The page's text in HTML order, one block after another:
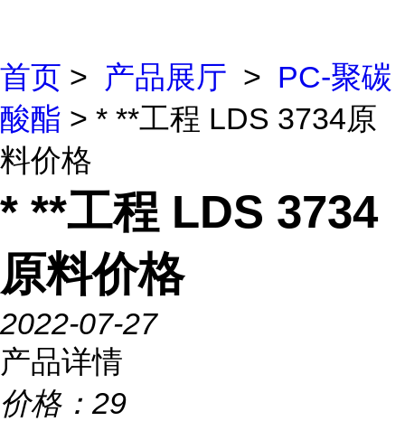
首页 > 产品展厅 > PC-聚碳
酸酯 > * **工程 LDS 3734原
料价格
* **工程 LDS 3734
原料价格
2022-07-27
产品详情
价格： 29